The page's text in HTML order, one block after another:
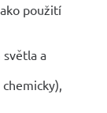
použití
a